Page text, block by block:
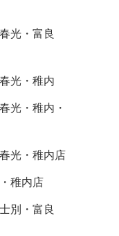
光・富良
光・稚内
光・稚内・
光・稚内店
稚内店
別・富良